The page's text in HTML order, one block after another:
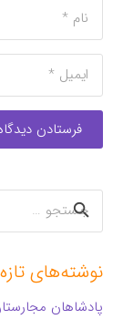
فرستادن
جستجو
برای:
نوشته‌های تازه
پادشاهان